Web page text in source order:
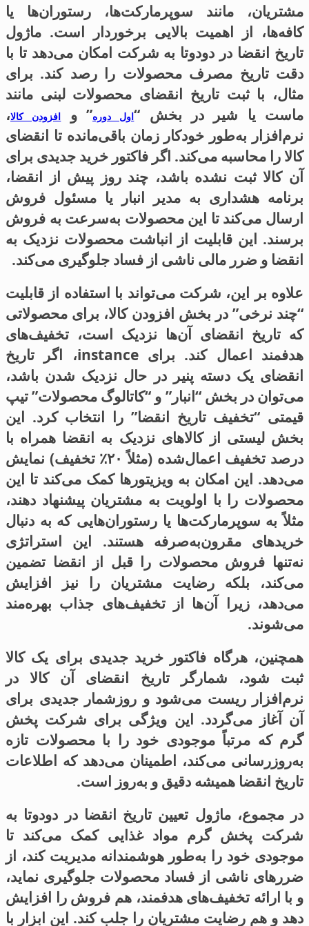
مشتریان، مانند سوپرمارکت‌ها، رستوران‌ها یا
کافه‌ها، از اهمیت بالایی برخوردار است. ماژول
تاریخ انقضا در دودوتا به شرکت امکان می‌دهد تا با
دقت تاریخ مصرف محصولات را رصد کند. برای
مثال، با ثبت تاریخ انقضای محصولات لبنی مانند
ماست یا شیر در بخش “اول دوره” و افزودن کالا،
نرم‌افزار به‌طور خودکار زمان باقی‌مانده تا انقضای
کالا را محاسبه می‌کند. اگر فاکتور خرید جدیدی برای
آن کالا ثبت نشده باشد، چند روز پیش از انقضا،
برنامه هشداری به مدیر انبار یا مسئول فروش
ارسال می‌کند تا این محصولات به‌سرعت به فروش
برسند. این قابلیت از انباشت محصولات نزدیک به
انقضا و ضرر مالی ناشی از فساد جلوگیری می‌کند.
علاوه بر این، شرکت می‌تواند با استفاده از قابلیت
“چند نرخی” در بخش افزودن کالا، برای محصولاتی
که تاریخ انقضای آن‌ها نزدیک است، تخفیف‌های
هدفمند اعمال کند. برای instance، اگر تاریخ
انقضای یک دسته پنیر در حال نزدیک شدن باشد،
می‌توان در بخش “انبار” و “کاتالوگ محصولات” تیپ
قیمتی “تخفیف تاریخ انقضا” را انتخاب کرد. این
بخش لیستی از کالاهای نزدیک به انقضا همراه با
درصد تخفیف اعمال‌شده (مثلاً ۲۰٪ تخفیف) نمایش
می‌دهد. این امکان به ویزیتورها کمک می‌کند تا این
محصولات را با اولویت به مشتریان پیشنهاد دهند،
مثلاً به سوپرمارکت‌ها یا رستوران‌هایی که به دنبال
خریدهای مقرون‌به‌صرفه هستند. این استراتژی
نه‌تنها فروش محصولات را قبل از انقضا تضمین
می‌کند، بلکه رضایت مشتریان را نیز افزایش
می‌دهد، زیرا آن‌ها از تخفیف‌های جذاب بهره‌مند
می‌شوند.
همچنین، هرگاه فاکتور خرید جدیدی برای یک کالا
ثبت شود، شمارگر تاریخ انقضای آن کالا در
نرم‌افزار ریست می‌شود و روزشمار جدیدی برای
آن آغاز می‌گردد. این ویژگی برای شرکت پخش
گرم که مرتباً موجودی خود را با محصولات تازه
به‌روزرسانی می‌کند، اطمینان می‌دهد که اطلاعات
تاریخ انقضا همیشه دقیق و به‌روز است.
در مجموع، ماژول تعیین تاریخ انقضا در دودوتا به
شرکت پخش گرم مواد غذایی کمک می‌کند تا
موجودی خود را به‌طور هوشمندانه مدیریت کند، از
ضررهای ناشی از فساد محصولات جلوگیری نماید،
و با ارائه تخفیف‌های هدفمند، هم فروش را افزایش
دهد و هم رضایت مشتریان را جلب کند. این ابزار با